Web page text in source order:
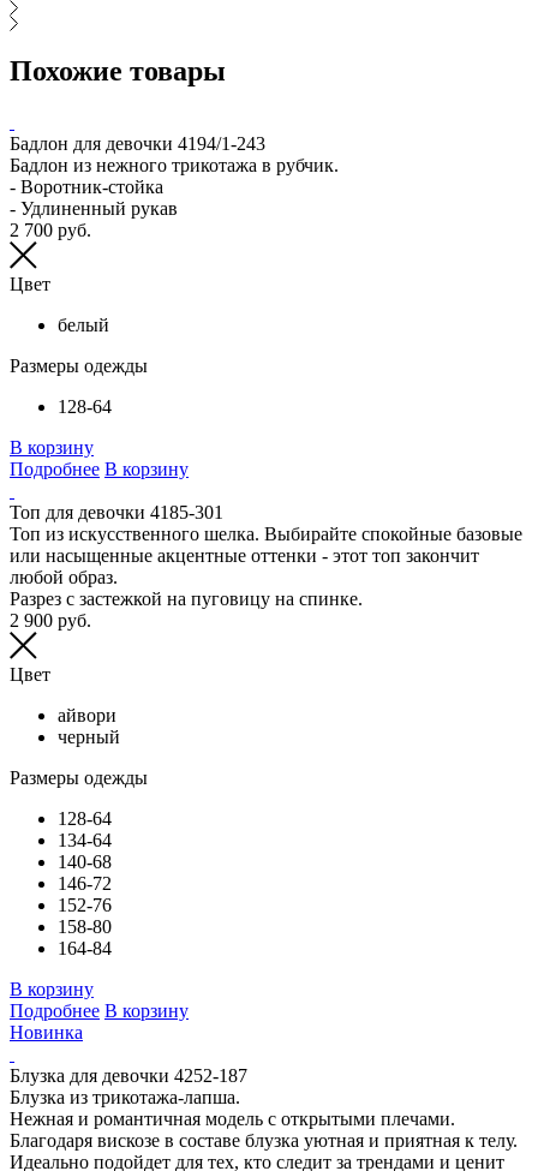
Похожие товары
Бадлон для девочки 4194/1-243
Бадлон из нежного трикотажа в рубчик.
- Воротник-стойка
- Удлиненный рукав
2 700 руб.
Цвет
белый
Размеры одежды
128-64
В корзину
Подробнее В корзину
Топ для девочки 4185-301
Топ из искусственного шелка. Выбирайте спокойные базовые
или насыщенные акцентные оттенки - этот топ закончит
любой образ.
Разрез с застежкой на пуговицу на спинке.
2 900 руб.
Цвет
айвори
черный
Размеры одежды
128-64
134-64
140-68
146-72
152-76
158-80
164-84
В корзину
Подробнее В корзину
Новинка
Блузка для девочки 4252-187
Блузка из трикотажа-лапша.
Нежная и романтичная модель с открытыми плечами.
Благодаря вискозе в составе блузка уютная и приятная к телу.
Идеально подойдет для тех, кто следит за трендами и ценит